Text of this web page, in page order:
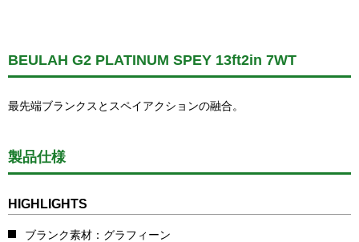
BEULAH G2 PLATINUM SPEY 13ft2in 7WT
最先端ブランクスとスペイアクションの融合。
製品仕様
HIGHLIGHTS
ブランク素材：グラフィーン